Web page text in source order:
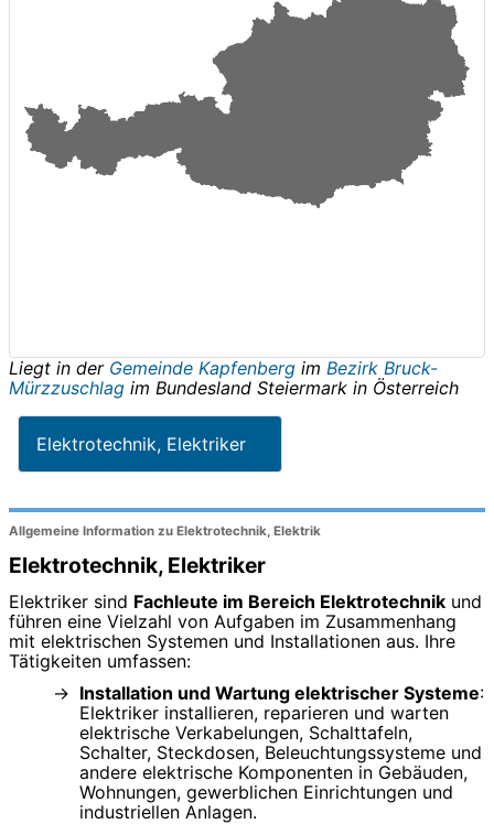
Liegt in der Gemeinde Kapfenberg im Bezirk Bruck-
Mürzzuschlag im Bundesland Steiermark in Österreich
Elektrotechnik, Elektriker
Allgemeine Information zu Elektrotechnik, Elektrik
Elektrotechnik, Elektriker
Elektriker sind Fachleute im Bereich Elektrotechnik und
führen eine Vielzahl von Aufgaben im Zusammenhang
mit elektrischen Systemen und Installationen aus. Ihre
Tätigkeiten umfassen:
Installation und Wartung elektrischer Systeme:
Elektriker installieren, reparieren und warten
elektrische Verkabelungen, Schalttafeln,
Schalter, Steckdosen, Beleuchtungssysteme und
andere elektrische Komponenten in Gebäuden,
Wohnungen, gewerblichen Einrichtungen und
industriellen Anlagen.